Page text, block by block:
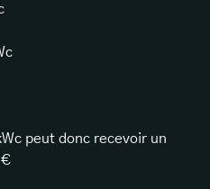
peut donc recevoir un
€